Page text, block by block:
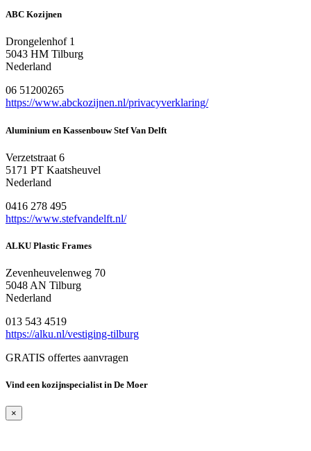
ABC Kozijnen
Drongelenhof 1
5043 HM Tilburg
Nederland
06 51200265
https://www.abckozijnen.nl/privacyverklaring/
Aluminium en Kassenbouw Stef Van Delft
Verzetstraat 6
5171 PT Kaatsheuvel
Nederland
0416 278 495
https://www.stefvandelft.nl/
ALKU Plastic Frames
Zevenheuvelenweg 70
5048 AN Tilburg
Nederland
013 543 4519
https://alku.nl/vestiging-tilburg
GRATIS offertes aanvragen
Vind een kozijnspecialist in De Moer
×